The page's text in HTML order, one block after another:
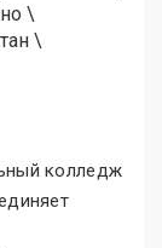
\
\
колледж